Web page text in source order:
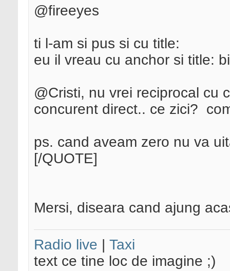
@fireeyes
ti l-am si pus si cu title:
eu il vreau cu anchor si title:
@Cristi, nu vrei reciprocal cu
concurent direct.. ce zici?
ps. cand aveam zero nu va
[/QUOTE]
Mersi, diseara cand ajung
Radio live
Taxi
text ce tine loc de imagine ;)